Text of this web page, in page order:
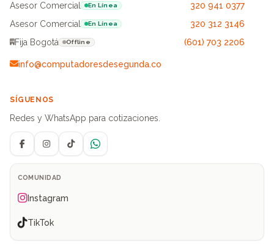
Asesor Comercial
En Línea
320 941 0377
Asesor Comercial
En Línea
320 312 3146
Fija Bogotá
Offline (601) 703 2206
info@computadoresdesegunda.co
SÍGUENOS
Redes y WhatsApp para cotizaciones.
FacebookInstagramTikTokWhatsApp
COMUNIDAD
Instagram
TikTok